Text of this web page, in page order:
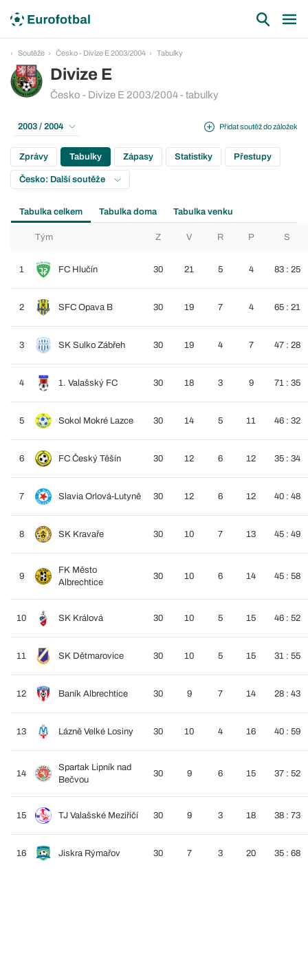
Soutěže Česko - Divize E 2003/2004 Tabulky
Divize E
Česko - Divize E 2003/2004 - tabulky
Přidat soutěž do záložek
2003 / 2004
Zprávy Tabulky Zápasy Statistiky Přestupy
Česko: Další soutěže
Tabulka celkem Tabulka doma Tabulka venku
Tým Z V R P S
1 FC Hlučín 30 21 5 4 83 : 25
2 SFC Opava B 30 19 7 4 65 : 21
3 SK Sulko Zábřeh 30 19 4 7 47 : 28
4 1. Valašský FC 30 18 3 9 71 : 35
5 Sokol Mokré Lazce 30 14 5 11 46 : 32
6 FC Český Těšín 30 12 6 12 35 : 34
7 Slavia Orlová-Lutyně 30 12 6 12 40 : 48
8 SK Kravaře 30 10 7 13 45 : 49
9
FK Město
Albrechtice
30 10 6 14 45 : 58
10 SK Králová 30 10 5 15 46 : 52
11 SK Dětmarovice 30 10 5 15 31 : 55
12 Baník Albrechtice 30 9 7 14 28 : 43
13 Lázně Velké Losiny 30 10 4 16 40 : 59
14
Spartak Lipník nad
Bečvou
30 9 6 15 37 : 52
15 TJ Valašské Meziříčí 30 9 3 18 38 : 73
16 Jiskra Rýmařov 30 7 3 20 35 : 68